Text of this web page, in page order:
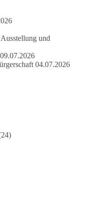
und
09.07.2026
04.07.2026